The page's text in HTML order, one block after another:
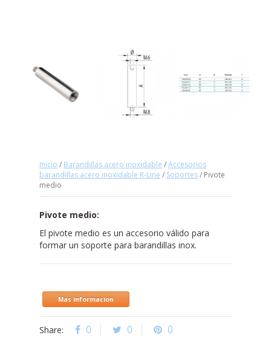
Inicio / Barandillas acero inoxidable /Accesorios
barandillas acero inoxidable R-Line / Soportes/ Pivote
medio
Pivote medio:
El pivote medio es un accesorio válido para
formar un soporte para barandillas inox.
Mas informacion
Share: 0 0 0